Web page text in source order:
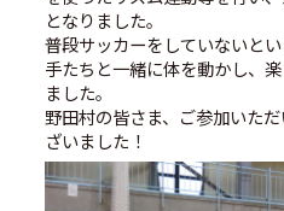
となりました。
普段サッカーをしていないと
手たちと一緒に体を動かし、
ました。
野田村の皆さま、ご参加いた
ざいました！